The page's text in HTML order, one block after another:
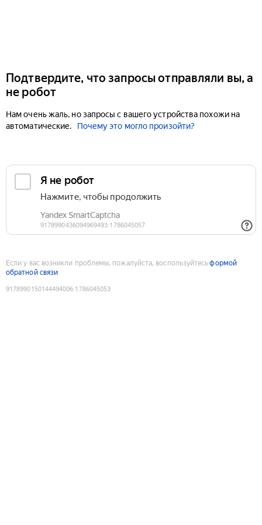
Подтвердите, что запросы отправляли вы, а
не робот
Нам очень жаль, но запросы с вашего устройства похожи на
автоматические.
Почему это могло произойти?
Если у вас возникли проблемы, пожалуйста, воспользуйтесьформой
обратной связи
9178990150144494006:1786045053